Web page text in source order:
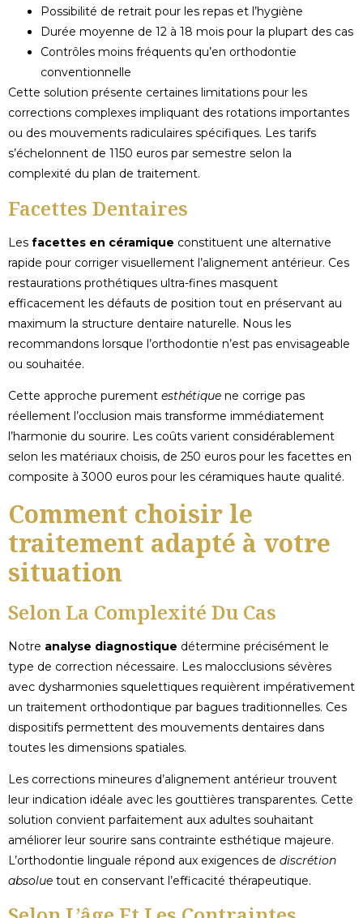
Possibilité de retrait pour les repas et l’hygiène
Durée moyenne de 12 à 18 mois pour la plupart des cas
Contrôles moins fréquents qu’en orthodontie
conventionnelle
Cette solution présente certaines limitations pour les
corrections complexes impliquant des rotations importantes
ou des mouvements radiculaires spécifiques. Les tarifs
s’échelonnent de 1150 euros par semestre selon la
complexité du plan de traitement.
Facettes Dentaires
Les facettes en céramique constituent une alternative
rapide pour corriger visuellement l’alignement antérieur. Ces
restaurations prothétiques ultra-fines masquent
efficacement les défauts de position tout en préservant au
maximum la structure dentaire naturelle. Nous les
recommandons lorsque l’orthodontie n’est pas envisageable
ou souhaitée.
Cette approche purement esthétique ne corrige pas
réellement l’occlusion mais transforme immédiatement
l’harmonie du sourire. Les coûts varient considérablement
selon les matériaux choisis, de 250 euros pour les facettes en
composite à 3000 euros pour les céramiques haute qualité.
Comment choisir le
traitement adapté à votre
situation
Selon La Complexité Du Cas
Notre analyse diagnostique détermine précisément le
type de correction nécessaire. Les malocclusions sévères
avec dysharmonies squelettiques requièrent impérativement
un traitement orthodontique par bagues traditionnelles. Ces
dispositifs permettent des mouvements dentaires dans
toutes les dimensions spatiales.
Les corrections mineures d’alignement antérieur trouvent
leur indication idéale avec les gouttières transparentes. Cette
solution convient parfaitement aux adultes souhaitant
améliorer leur sourire sans contrainte esthétique majeure.
L’orthodontie linguale répond aux exigences de discrétion
absolue tout en conservant l’efficacité thérapeutique.